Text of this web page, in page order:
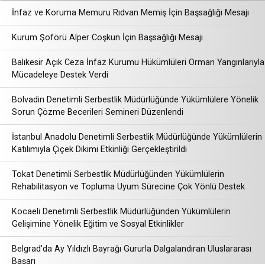
İnfaz ve Koruma Memuru Rıdvan Memiş İçin Başsağlığı Mesajı
Kurum Şoförü Alper Coşkun İçin Başsağlığı Mesajı
Balıkesir Açık Ceza İnfaz Kurumu Hükümlüleri Orman Yangınlarıyla
Mücadeleye Destek Verdi
Bolvadin Denetimli Serbestlik Müdürlüğünde Yükümlülere Yönelik
Sorun Çözme Becerileri Semineri Düzenlendi
İstanbul Anadolu Denetimli Serbestlik Müdürlüğünde Yükümlülerin
Katılımıyla Çiçek Dikimi Etkinliği Gerçekleştirildi
Tokat Denetimli Serbestlik Müdürlüğünden Yükümlülerin
Rehabilitasyon ve Topluma Uyum Sürecine Çok Yönlü Destek
Kocaeli Denetimli Serbestlik Müdürlüğünden Yükümlülerin
Gelişimine Yönelik Eğitim ve Sosyal Etkinlikler
Belgrad'da Ay Yıldızlı Bayrağı Gururla Dalgalandıran Uluslararası
Başarı